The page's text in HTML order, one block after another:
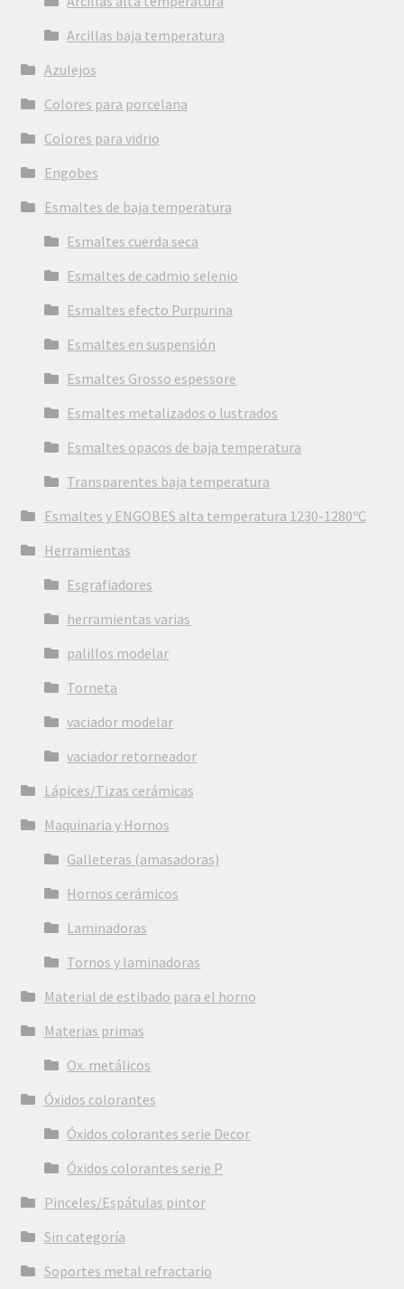
Arcillas baja temperatura
Azulejos
Colores para porcelana
Colores para vidrio
Engobes
Esmaltes de baja temperatura
Esmaltes cuerda seca
Esmaltes de cadmio selenio
Esmaltes efecto Purpurina
Esmaltes en suspensión
Esmaltes Grosso espessore
Esmaltes metalizados o lustrados
Esmaltes opacos de baja temperatura
Transparentes baja temperatura
Esmaltes y ENGOBES alta temperatura 1230-1280ºC
Herramientas
Esgrafiadores
herramientas varias
palillos modelar
Torneta
vaciador modelar
vaciador retorneador
Lápices/Tizas cerámicas
Maquinaria y Hornos
Galleteras (amasadoras)
Hornos cerámicos
Laminadoras
Tornos y laminadoras
Material de estibado para el horno
Materias primas
Ox. metálicos
Óxidos colorantes
Óxidos colorantes serie Decor
Óxidos colorantes serie P
Pinceles/Espátulas pintor
Sin categoría
Soportes metal refractario